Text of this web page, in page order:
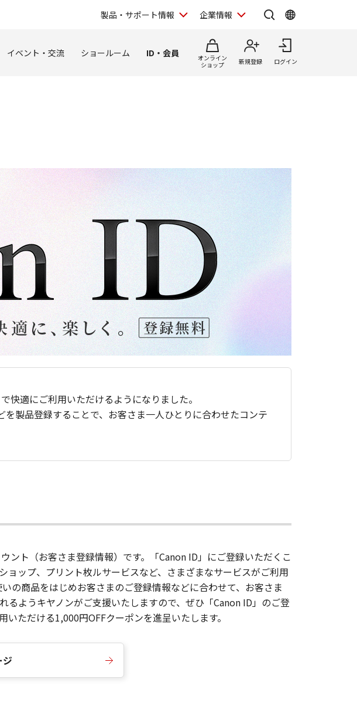
製品・サポート情報 企業情報
イベント・交流 ショールーム ID・会員
オンライン
ショップ
新規登録 ログイン
快適にご利用いただけるようになりました。
製品登録することで、お客さま一人ひとりに合わせたコンテ
ント（お客さま登録情報）です。「Canon ID」にご登録いただくこ
ョップ、プリント枚ルサービスなど、さまざまなサービスがご利用
の商品をはじめお客さまのご登録情報などに合わせて、お客さま
ようキヤノンがご支援いたしますので、ぜひ「Canon ID」のご登
ただける1,000円OFFクーポンを進呈いたします。
ジ